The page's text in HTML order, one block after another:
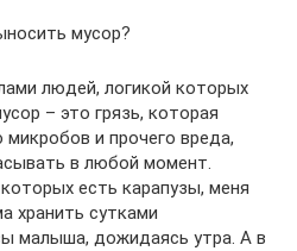
мусор?
людей, логикой которых
– это грязь, которая
и прочего вреда,
в любой момент.
есть карапузы, меня
хранить сутками
малыша, дожидаясь утра. А в